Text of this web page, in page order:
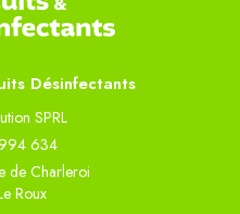
Désinfectants
SPRL
634
de Charleroi
Roux